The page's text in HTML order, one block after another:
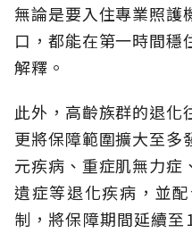
無論是要入住專業照護
口，都能在第一時間穩
解釋。
此外，高齡族群的退化
更將保障範圍擴大至多
元疾病、重症肌無力症
遺症等退化疾病，並
制，將保障期間延續